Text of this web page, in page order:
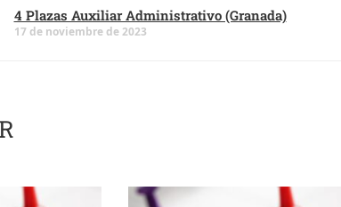
4 Plazas Auxiliar Administrativo (Granada)
17 de noviembre de 2023